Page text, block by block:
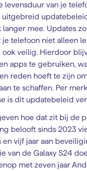
levensduur van je
uitgebreid
langer mee. Updates
telefoon niet alleen
ook veilig. Hierdoor
apps te gebruiken,
reden hoeft te zijn
te schaffen. Per
is dit updatebeleid
hoe dat zit bij de
belooft sinds 2023
vijf jaar aan
van de Galaxy S24
met zeven jaar